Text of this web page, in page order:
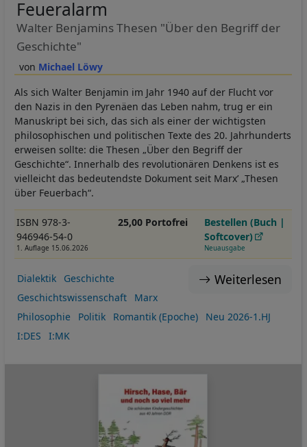
Michael Löwy
Feueralarm
Walter Benjamins Thesen "Über den Begriff der
Geschichte"
Als sich Walter Benjamin im Jahr 1940 auf der Flucht vor
den Nazis in den Pyrenäen das Leben nahm, trug er ein
Manuskript bei sich, das sich als einer der wichtigsten
philosophischen und politischen Texte des 20. Jahrhunderts
erweisen sollte: die Thesen „Über den Begriff der
Geschichte“. Innerhalb des revolutionären Denkens ist es
vielleicht das bedeutendste Dokument seit Marxʼ „Thesen
über Feuerbach“.
ISBN 978-3-
946946-54-0
1. Auflage 15.06.2026
25,00 Portofrei
Bestellen (Buch |
Softcover)
Neuausgabe
Weiterlesen
Dialektik
Geschichte
Geschichtswissenschaft
Marx
Philosophie
Politik Romantik (Epoche)
Neu 2026-1.HJ
I:DES
I:MK